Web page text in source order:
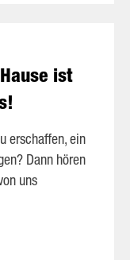
ist
erschaffen, ein
Dann hören
uns